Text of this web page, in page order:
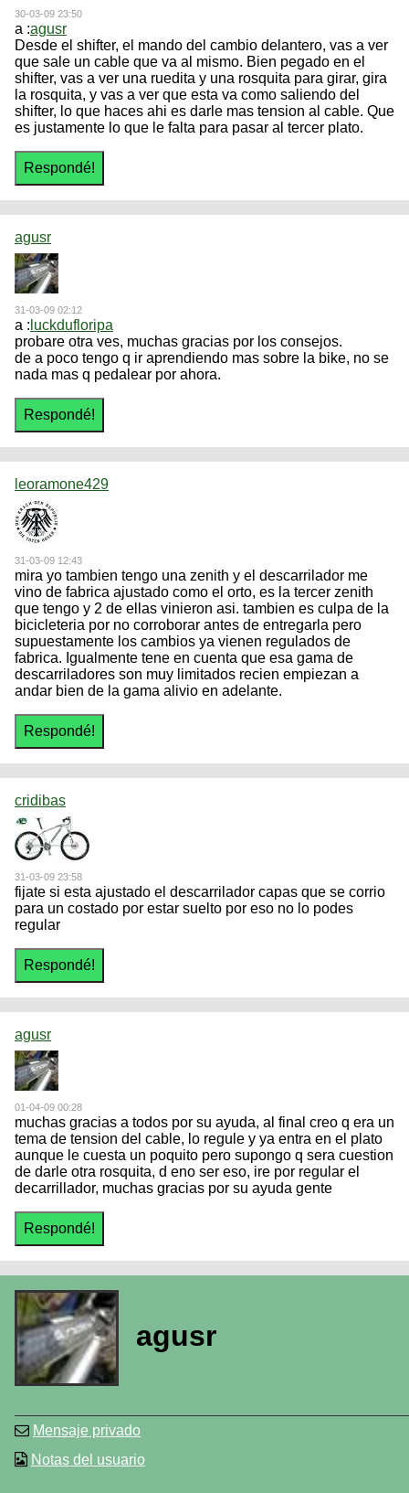
30-03-09 23:50
a :agusr
Desde el shifter, el mando del cambio delantero, vas a ver
que sale un cable que va al mismo. Bien pegado en el
shifter, vas a ver una ruedita y una rosquita para girar, gira
la rosquita, y vas a ver que esta va como saliendo del
shifter, lo que haces ahi es darle mas tension al cable. Que
es justamente lo que le falta para pasar al tercer plato.
agusr
31-03-09 02:12
a : luckdufloripa
probare otra ves, muchas gracias por los consejos.
de a poco tengo q ir aprendiendo mas sobre la bike, no se
nada mas q pedalear por ahora.
leoramone429
31-03-09 12:43
mira yo tambien tengo una zenith y el descarrilador me
vino de fabrica ajustado como el orto, es la tercer zenith
que tengo y 2 de ellas vinieron asi. tambien es culpa de la
bicicleteria por no corroborar antes de entregarla pero
supuestamente los cambios ya vienen regulados de
fabrica. Igualmente tene en cuenta que esa gama de
descarriladores son muy limitados recien empiezan a
andar bien de la gama alivio en adelante.
cridibas
31-03-09 23:58
fijate si esta ajustado el descarrilador capas que se corrio
para un costado por estar suelto por eso no lo podes
regular
agusr
01-04-09 00:28
muchas gracias a todos por su ayuda, al final creo q era un
tema de tension del cable, lo regule y ya entra en el plato
aunque le cuesta un poquito pero supongo q sera cuestion
de darle otra rosquita, d eno ser eso, ire por regular el
decarrillador, muchas gracias por su ayuda gente
agusr
Mensaje privado
Notas del usuario